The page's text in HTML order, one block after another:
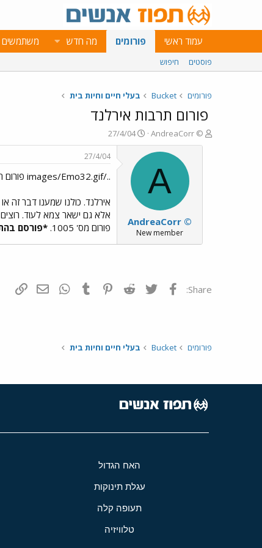
עמוד ראשי פורומים מה חדש משתמשים
פוסטים חיפוש
פורומים Bucket בעלי חיים וחיות בית
פורום תרבות אירלנד
פ
ו
AndreaCorr ©
פ
ו
ס
ם
ב
ת
ר
ך
27/4/04
A
AndreaCorr ©
New member
27/4/04
../images/Emo32.gif פורום תרבות אירלנד ../images/Emo72.gif
אירלנד. כולנו שמענו דבר
אלא גם ישאר צמא לעוד.
פורום מס' 1005.
*פורסם
Share: פייסבוק Twitter
Reddit
Pinterest
Tumblr
WhatsApp
דואר
פורומים Bucket בעלי חיים וחיות בית
האח הגדול
עגלת תינוקות
תעופה קלה
טלוויזיה